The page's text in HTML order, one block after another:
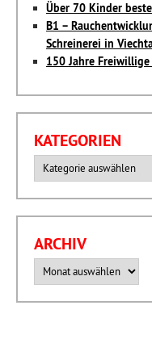
Über 70 Kinder
B1 –
Schreinerei in
150 Jahre
KATEGORIEN
ARCHIV